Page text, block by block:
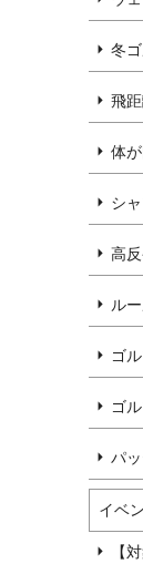
冬
飛
体
シ
高
ル
ゴ
ゴ
パ
イベ
【